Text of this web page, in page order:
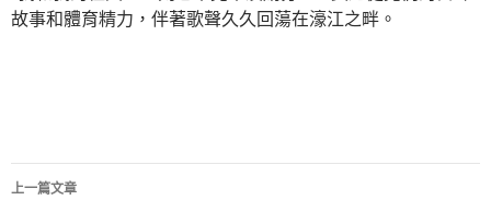
故事和體育精力，伴著歌聲久久回蕩在濠江之畔。
文
上一篇文章